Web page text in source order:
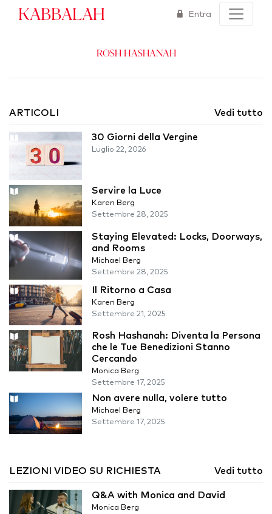
Kabbalah Entra
Rosh Hashanah
ARTICOLI Vedi tutto
30 Giorni della Vergine
Luglio 22, 2026
Servire la Luce
Karen Berg
Settembre 28, 2025
Staying Elevated: Locks, Doorways,
and Rooms
Michael Berg
Settembre 28, 2025
Il Ritorno a Casa
Karen Berg
Settembre 21, 2025
Rosh Hashanah: Diventa la Persona
che le Tue Benedizioni Stanno
Cercando
Monica Berg
Settembre 17, 2025
Non avere nulla, volere tutto
Michael Berg
Settembre 17, 2025
LEZIONI VIDEO SU RICHIESTA Vedi tutto
Q&A with Monica and David
Monica Berg